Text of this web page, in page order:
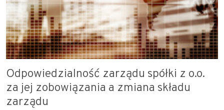
Odpowiedzialność zarządu spółki z o.o.
za jej zobowiązania a zmiana składu
zarządu